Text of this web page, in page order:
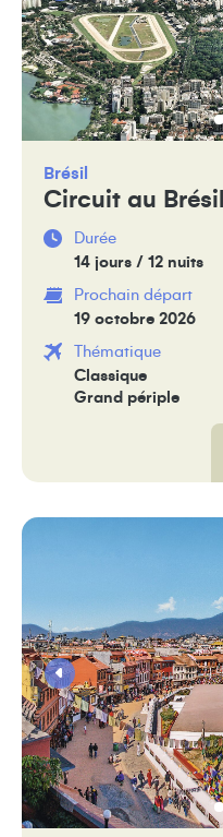
Brésil
Circuit au Brésil
Durée
14 jours / 12 nuits
Prochain départ
19 octobre 2026
Thématique
Classique
Grand périple